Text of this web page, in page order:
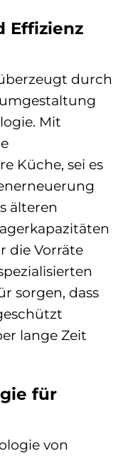
Effizienz
durch
Mit
Küche, sei es
älteren
die Vorräte
sorgen, dass
lange Zeit
für
von